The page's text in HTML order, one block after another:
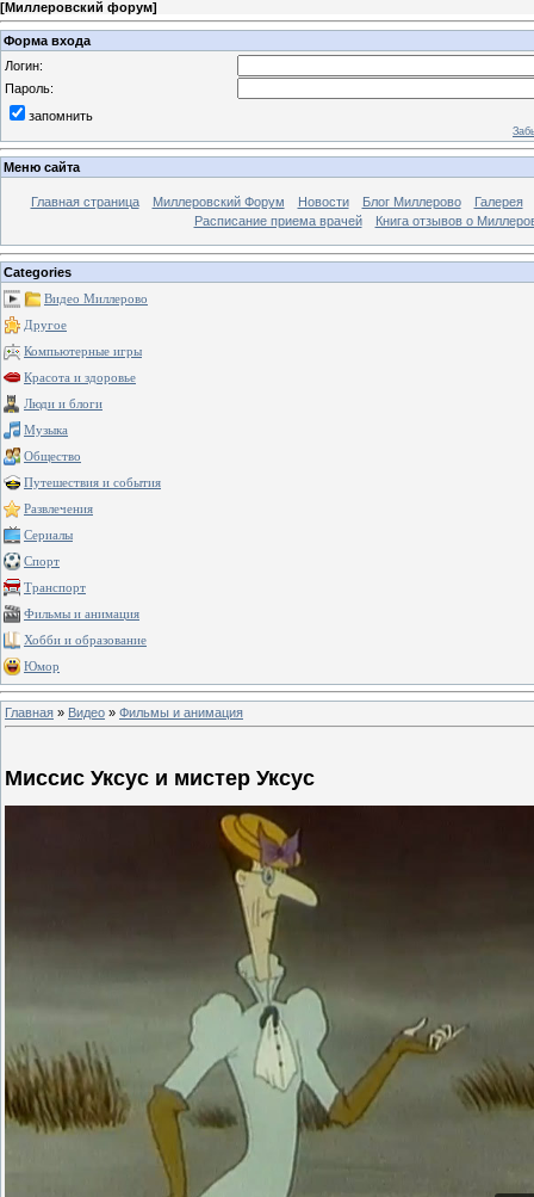
[Миллеровский форум]
Форма входа
Логин:
Пароль:
запомнить
Меню сайта
Главная страница Миллеровский Форум Новости Блог Миллерово
Галерея
Расписание приема врачей
Книга отзывов о
Categories
Видео Миллерово
Другое
Компьютерные игры
Красота и здоровье
Люди и блоги
Музыка
Общество
Путешествия и события
Развлечения
Сериалы
Спорт
Транспорт
Фильмы и анимация
Хобби и образование
Юмор
Главная » Видео » Фильмы и анимация
Миссис Уксус и мистер Уксус